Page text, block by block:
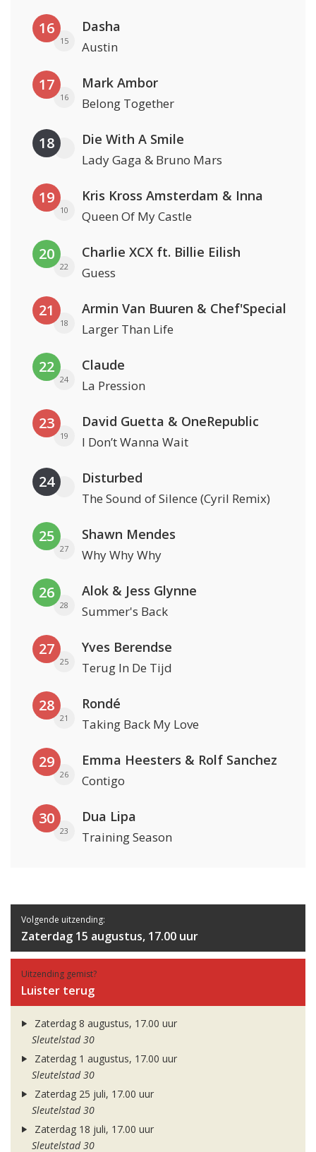
16
15
Dasha
Austin
17
16
Mark Ambor
Belong Together
18 Die With A Smile
Lady Gaga & Bruno Mars
19
10
Kris Kross Amsterdam & Inna
Queen Of My Castle
20
22
Charlie XCX ft. Billie Eilish
Guess
21
18
Armin Van Buuren & Chef'Special
Larger Than Life
22
24
Claude
La Pression
23
19
David Guetta & OneRepublic
I Don’t Wanna Wait
24 Disturbed
The Sound of Silence (Cyril Remix)
25
27
Shawn Mendes
Why Why Why
26
28
Alok & Jess Glynne
Summer's Back
27
25
Yves Berendse
Terug In De Tijd
28
21
Rondé
Taking Back My Love
29
26
Emma Heesters & Rolf Sanchez
Contigo
30
23
Dua Lipa
Training Season
Volgende uitzending:
Zaterdag 15 augustus, 17.00 uur
Uitzending gemist?
Luister terug
Zaterdag 8 augustus, 17.00 uur
Sleutelstad 30
Zaterdag 1 augustus, 17.00 uur
Sleutelstad 30
Zaterdag 25 juli, 17.00 uur
Sleutelstad 30
Zaterdag 18 juli, 17.00 uur
Sleutelstad 30